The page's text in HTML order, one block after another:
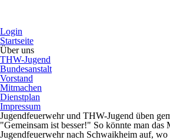
Login
Startseite
Über uns
THW-Jugend
Bundesanstalt
Vorstand
Mitmachen
Dienstplan
Impressum
Jugendfeuerwehr und THW-Jugend üben
"Gemeinsam ist besser!" So könnte man
Jugendfeuerwehr nach Schwaikheim auf,